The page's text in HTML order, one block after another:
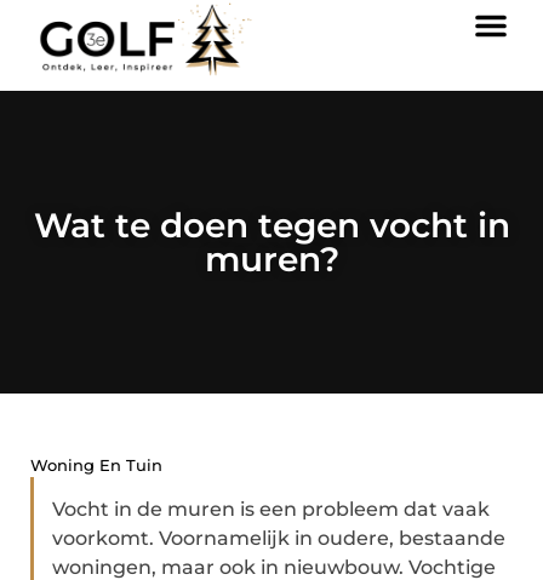
Wat te doen tegen vocht in
muren?
Woning En Tuin
Vocht in de muren is een probleem dat vaak
voorkomt. Voornamelijk in oudere, bestaande
woningen, maar ook in nieuwbouw. Vochtige